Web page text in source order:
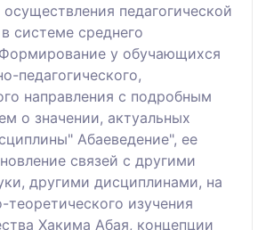
педагогической
системе среднего
у обучающихся
педагогического,
направления с подробным
о значении, актуальных
Абаеведение", ее
связей с другими
другими дисциплинами, на
теоретического изучения
Хакима Абая, концепции